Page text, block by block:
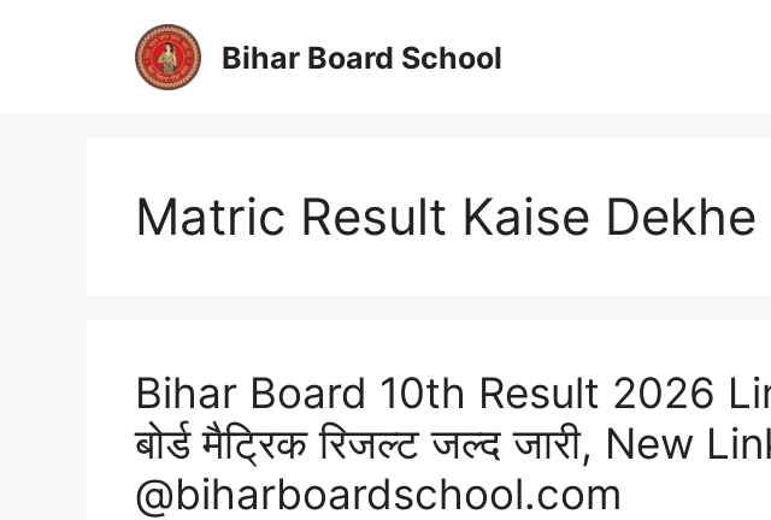
Bihar Board School
Matric Result Kaise
Bihar Board 10th Result 2026
बोर्ड मैट्रिक रिजल्ट जल्द जारी, New
@biharboardschool.com